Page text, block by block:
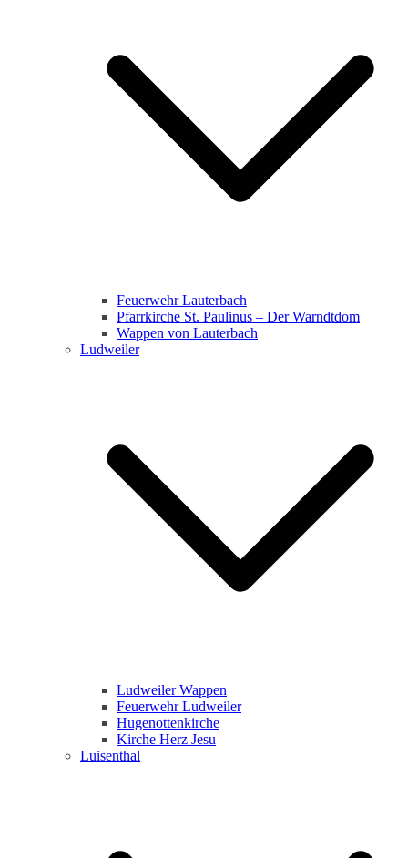
Feuerwehr Lauterbach
Pfarrkirche St. Paulinus – Der Warndtdom
Wappen von Lauterbach
Ludweiler
Ludweiler Wappen
Feuerwehr Ludweiler
Hugenottenkirche
Kirche Herz Jesu
Luisenthal